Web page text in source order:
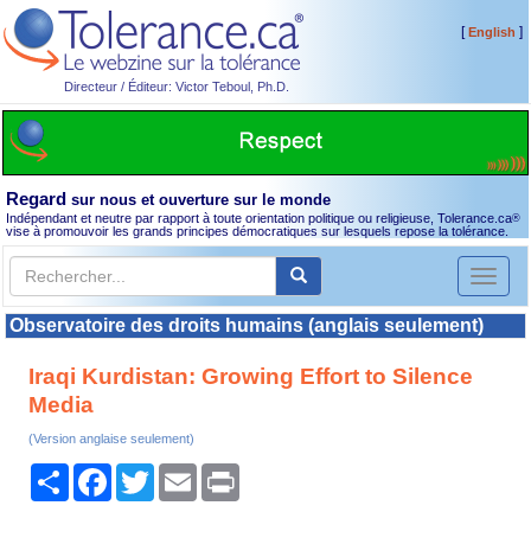
Directeur / Éditeur: Victor Teboul, Ph.D.
[English ]
Regard sur nous et ouverture sur le monde
Indépendant et neutre par rapport à toute orientation politique ou religieuse, Tolerance.ca®
vise à promouvoir les grands principes démocratiques sur lesquels repose la tolérance.
Toggle
Observatoire des droits humains (anglais seulement)
Iraqi Kurdistan: Growing Effort to Silence
Media
(Version anglaise seulement)
PartagerFacebook
TwitterEmail